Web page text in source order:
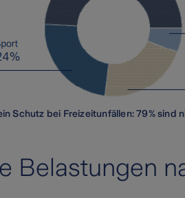
Schutz bei Freizeitunfällen: 79% sind
Belastungen